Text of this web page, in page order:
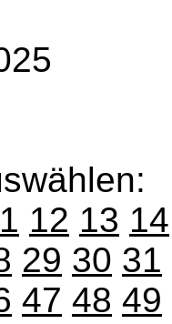
12 13 14
29 30 31
47 48 49